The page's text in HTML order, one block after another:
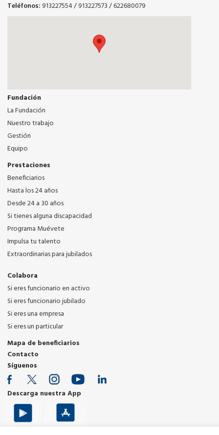
Teléfonos: 913227554/913227573/622680079
Fundación
La Fundación
Nuestro trabajo
Gestión
Equipo
Prestaciones
Beneficiarios
Hasta los 24 años
Desde 24 a 30 años
Si tienes alguna discapacidad
Programa Muévete
Impulsa tu talento
Extraordinarias para jubilados
Colabora
Si eres funcionario en activo
Si eres funcionario jubilado
Si eres una empresa
Si eres un particular
Mapa de beneficiarios
Contacto
Síguenos
Descarga nuestra App